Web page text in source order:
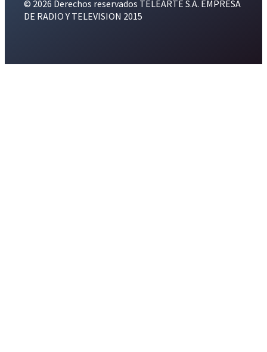
© 2026 Derechos reservados TELEARTE S.A. EMPRESA
DE RADIO Y TELEVISION 2015